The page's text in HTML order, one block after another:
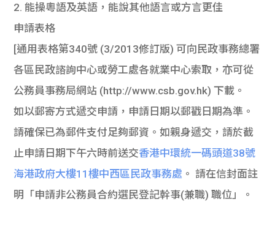
2. 能操粵語及英語，能說其他語言或方言更佳
申請表格
[通用表格第340號 (3/2013修訂版) 可向民政事務總署
各區民政諮詢中心或勞工處各就業中心索取，亦可從
公務員事務局網站 (http://www.csb.gov.hk) 下載。
如以郵寄方式遞交申請，申請日期以郵戳日期為準。
請確保已為郵件支付足夠郵資。如親身遞交，請於截
止申請日期下午六時前送交香港中環統一碼頭道38號
海港政府大樓11樓中西區民政事務處 。 請在信封面註
明「申請非公務員合約選民登記幹事(兼職) 職位」。